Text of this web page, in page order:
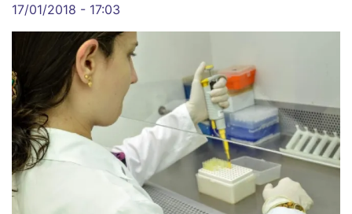
17/01/2018 - 17:03